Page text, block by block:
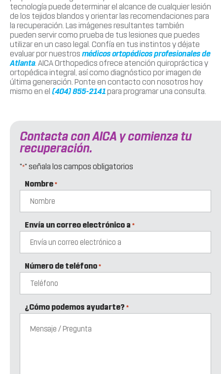
tecnología puede determinar el alcance de cualquier lesión
de los tejidos blandos y orientar las recomendaciones para
la recuperación. Las imágenes resultantes también
pueden servir como prueba de tus lesiones que puedes
utilizar en un caso legal. Confía en tus instintos y déjate
evaluar por nuestros médicos ortopédicos profesionales de
Atlanta. AICA Orthopedics ofrece atención quiropráctica y
ortopédica integral, así como diagnóstico por imagen de
última generación. Ponte en contacto con nosotros hoy
mismo en el (404) 855-2141para programar una consulta.
Contacta con AICA y comienza tu
recuperación.
"*" señala los campos obligatorios
Nombre *
Envía un correo electrónico a *
Número de teléfono *
¿Cómo podemos ayudarte? *